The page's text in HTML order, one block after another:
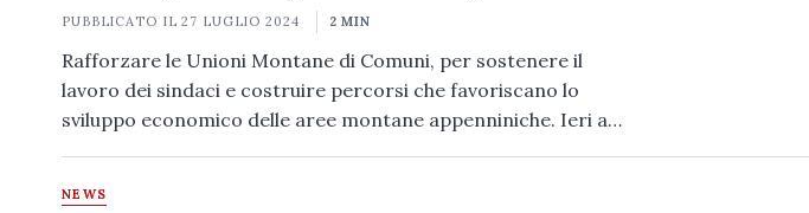
PUBBLICATO IL27 LUGLIO 2024 2 MIN
Rafforzare le Unioni Montane di Comuni, per sostenere il
lavoro dei sindaci e costruire percorsi che favoriscano lo
sviluppo economico delle aree montane appenniniche. Ieri a…
NEWS